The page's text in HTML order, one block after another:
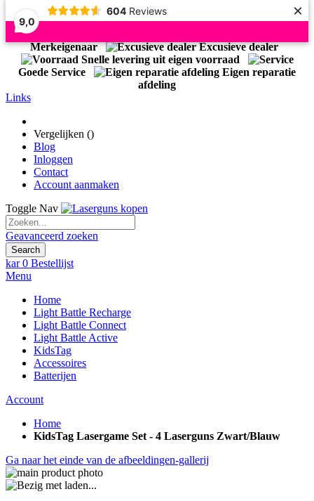
9,0
604 Reviews ×
Merkeigenaar
Excusieve dealer
Snelle levering uit eigen voorraad
Goede Service
Eigen reparatie
afdeling
Links
Vergelijken ()
Blog
Inloggen
Contact
Account aanmaken
Toggle Nav
Geavanceerd zoeken
Search
kar 0 Bestellijst
Menu
Home
Light Battle Recharge
Light Battle Connect
Light Battle Active
KidsTag
Accessoires
Batterijen
Account
Home
KidsTag Lasergame Set - 4 Laserguns Zwart/Blauw
Ga naar het einde van de afbeeldingen-gallerij